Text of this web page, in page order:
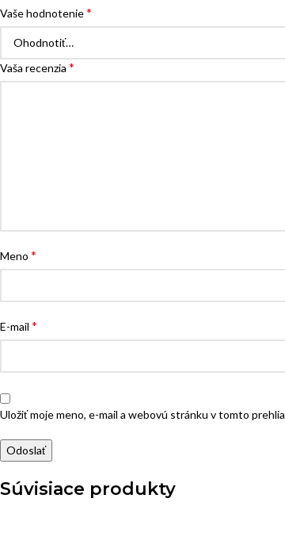
Vaše hodnotenie*
Vaša recenzia *
Meno *
E-mail *
Uložiť moje meno, e-mail a webovú stránku v tomto
Súvisiace produkty